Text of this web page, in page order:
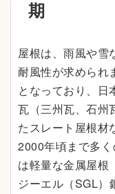
期
屋根は、雨風や雪
耐風性が求められ
となっており、日
瓦（三州瓦、石州
たスレート屋根材
2000年頃まで多
は軽量な金属屋根
ジーエル（SGL）